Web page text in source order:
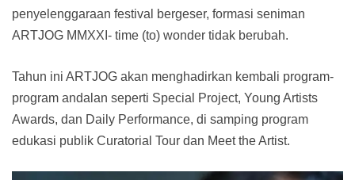
penyelenggaraan festival bergeser, formasi seniman
ARTJOG MMXXI- time (to) wonder tidak berubah.
Tahun ini ARTJOG akan menghadirkan kembali program-
program andalan seperti Special Project, Young Artists
Awards, dan Daily Performance, di samping program
edukasi publik Curatorial Tour dan Meet the Artist.